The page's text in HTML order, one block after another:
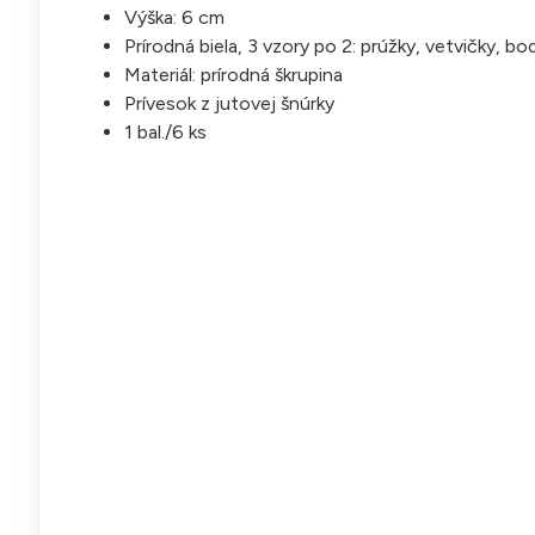
Výška: 6 cm
Prírodná biela, 3 vzory po 2: prúžky, vetvičky,
Materiál: prírodná škrupina
Prívesok z jutovej šnúrky
1 bal./6 ks